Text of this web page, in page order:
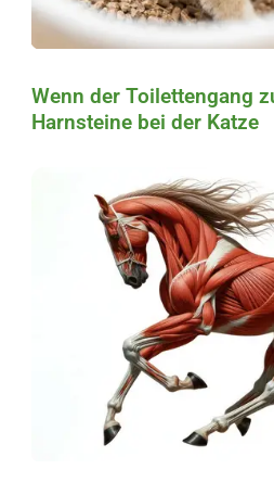
Wenn der Toilettengang
Harnsteine bei der Katze